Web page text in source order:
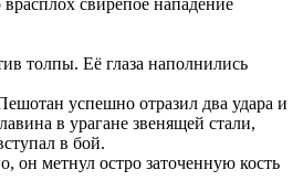
толпы. Её глаза наполнились
успешно отразил два удара и
в урагане звенящей стали,
в бой.
он метнул остро заточенную кость